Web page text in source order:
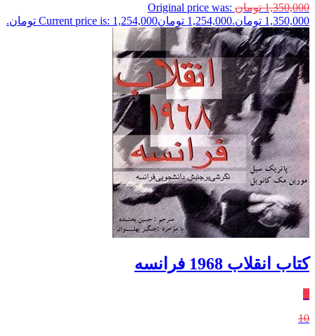
1,350,000 تومان Original price was:
1,350,000 تومان.
1,254,000 تومانCurrent price is: 1,254,000 تومان.
کتاب انقلاب 1968 فرانسه
10